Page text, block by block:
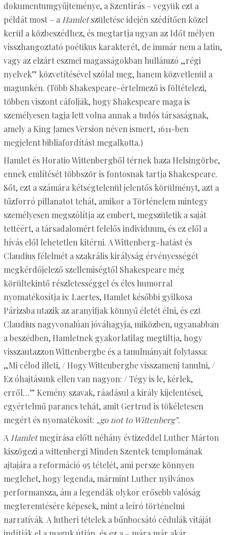
dokumentumgyűjteménye, a Szentírás – vegyük ezt a
példát most – a Hamletszületése idején szédítően közel
kerül a közbeszédhez, és megtartja ugyan az Időt mélyen
visszhangoztató poétikus karakterét, de immár nem a latin,
vagy az elzárt eszmei magasságokban hullámzó „régi
nyelvek” közvetítésével szólal meg, hanem közvetlenül a
magunkén. (Több Shakespeare-értelmező is föltételezi,
többen viszont cáfolják, hogy Shakespeare maga is
személyesen tagja lett volna annak a tudós társaságnak,
amely a King James Version néven ismert, 1611-ben
megjelent bibliafordítást megalkotta.)
Hamlet és Horatio Wittenbergből térnek haza Helsingörbe,
ennek említését többször is fontosnak tartja Shakespeare.
Sőt, ezt a számára kétségtelenül jelentős körülményt, azt a
tűzforró pillanatot tehát, amikor a Történelem mintegy
személyesen megszólítja az embert, megszületik a saját
tettéért, a társadalomért felelős individuum, és ez elől a
hívás elől lehetetlen kitérni. A Wittenberg-hatást és
Claudius félelmét a szakrális királyság érvényességét
megkérdőjelező szellemiségtől Shakespeare még
körültekintő részletességgel és éles humorral
nyomatékosítja is: Laertes, Hamlet későbbi gyilkosa
Párizsba utazik az aranyifjak könnyű életét élni, és ezt
Claudius nagyvonalúan jóváhagyja, miközben, ugyanabban
a beszédben, Hamletnek gyakorlatilag megtiltja, hogy
visszautazzon Wittenbergbe és a tanulmányait folytassa:
„Mi célod illeti, / Hogy Wittenbergbe visszamenj tanulni, /
Ez óhajtásunk ellen van nagyon: / Tégy is le, kérlek,
erről…” Kemény szavak, ráadásul a király kijelentései,
egyértelmű parancs tehát, amit Gertrud is tökéletesen
megért és nyomatékosít: „go not to Wittenberg”.
A Hamletmegírása előtt néhány évtizeddel Luther Márton
kiszögezi a wittenbergi Minden Szentek templomának
ajtajára a reformáció 95 tételét, ami persze könnyen
meglehet, hogy legenda, mármint Luther nyilvános
performansza, ám a legendák olykor erősebb valóság
megteremtésére képesek, mint a leíró történelmi
narratívák. A lutheri tételek a bűnbocsátó cédulák vitáját